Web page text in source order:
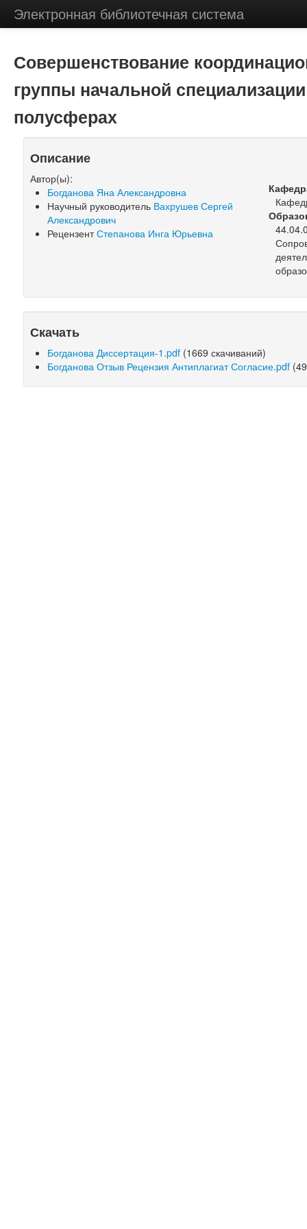
Электронная библиотечная система
Совершенствование
группы начальной
полусферах
Описание
Автор(ы):
Богданова Яна Александровна
Научный руководитель Вахрушев Сергей
Александрович
РецензентСтепанова Инга Юрьевна
Скачать
Богданова Диссертация-1.pdf (1669 скачиваний)
Богданова Отзыв Рецензия Антиплагиат Согласие.pdf